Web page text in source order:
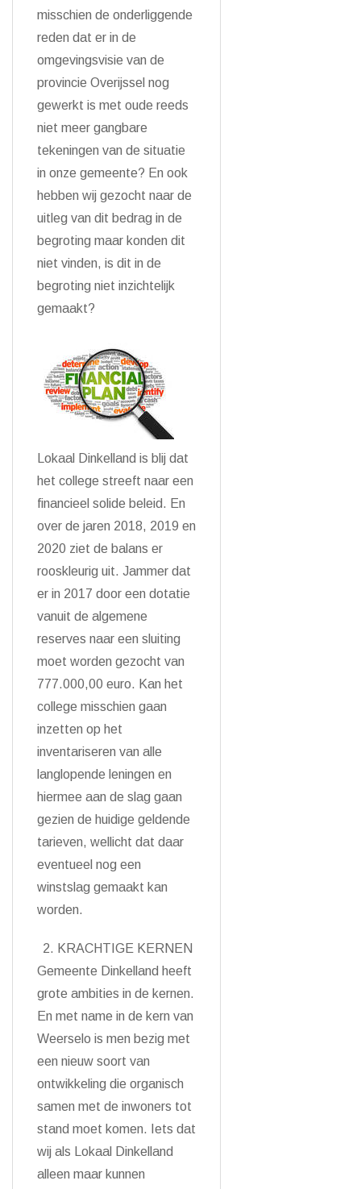
misschien de onderliggende
reden dat er in de
omgevingsvisie van de
provincie Overijssel nog
gewerkt is met oude reeds
niet meer gangbare
tekeningen van de situatie
in onze gemeente? En ook
hebben wij gezocht naar de
uitleg van dit bedrag in de
begroting maar konden dit
niet vinden, is dit in de
begroting niet inzichtelijk
gemaakt?
Lokaal Dinkelland is blij dat
het college streeft naar een
financieel solide beleid. En
over de jaren 2018, 2019 en
2020 ziet de balans er
rooskleurig uit. Jammer dat
er in 2017 door een dotatie
vanuit de algemene
reserves naar een sluiting
moet worden gezocht van
777.000,00 euro. Kan het
college misschien gaan
inzetten op het
inventariseren van alle
langlopende leningen en
hiermee aan de slag gaan
gezien de huidige geldende
tarieven, wellicht dat daar
eventueel nog een
winstslag gemaakt kan
worden.
KRACHTIGE KERNEN
Gemeente Dinkelland heeft
grote ambities in de kernen.
En met name in de kern van
Weerselo is men bezig met
een nieuw soort van
ontwikkeling die organisch
samen met de inwoners tot
stand moet komen. Iets dat
wij als Lokaal Dinkelland
alleen maar kunnen